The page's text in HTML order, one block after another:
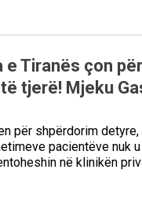
Tiranës çon
tjerë! Mjeku
për shpërdorim
pacientëve nuk
në klinikën